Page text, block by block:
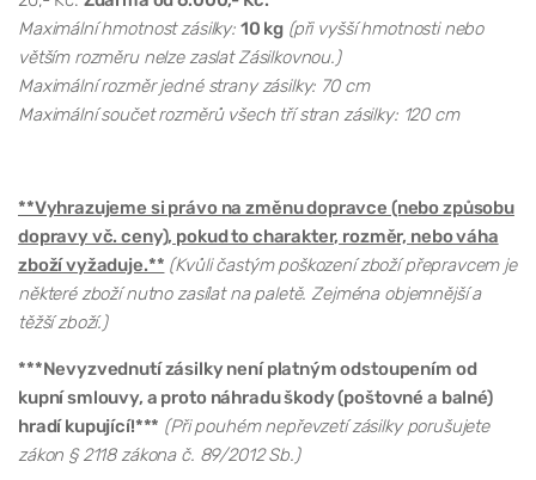
Maximální hmotnost zásilky: 10 kg (při vyšší hmotnosti nebo
větším rozměru nelze zaslat Zásilkovnou.)
Maximální rozměr jedné strany zásilky: 70 cm
Maximální součet rozměrů všech tří stran zásilky: 120 cm
**Vyhrazujeme si právo na změnu dopravce (nebo způsobu
dopravy vč. ceny), pokud to charakter, rozměr, nebo váha
zboží vyžaduje.** (Kvůli častým poškození zboží přepravcem je
některé zboží nutno zasílat na paletě. Zejména objemnější a
těžší zboží.)
***Nevyzvednutí zásilky není platným odstoupením od
kupní smlouvy, a proto náhradu škody (poštovné a balné)
hradí kupující!*** (Při pouhém nepřevzetí zásilky porušujete
zákon § 2118 zákona č. 89/2012 Sb.)